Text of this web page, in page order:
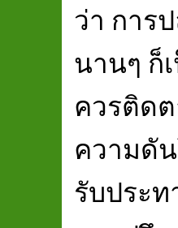
ว่า การ
นานๆ ก็
ควรติด
ความดั
รับประ